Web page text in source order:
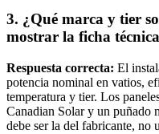
3. ¿Qué marca y tier
mostrar la ficha
Respuesta correcta: El
potencia nominal en vatios,
temperatura y tier. Los
Canadian Solar y un puñado
debe ser la del fabricante, no